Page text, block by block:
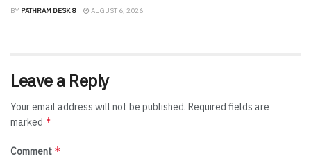
BY PATHRAM DESK 8 AUGUST 6, 2026
Leave a Reply
Your email address will not be published. Required fields are
marked *
Comment *